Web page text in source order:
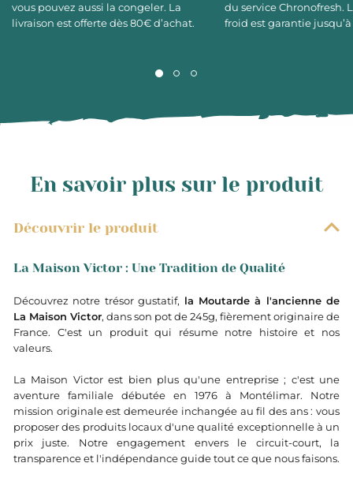
vous pouvez aussi la congeler. La
livraison est offerte dès 80€ d’achat.
du service Chronofresh.
froid est garantie
En savoir plus sur le produit
Découvrir le produit
La Maison Victor : Une Tradition de Qualité
Découvrez notre trésor gustatif, la Moutarde à l'ancienne de
La Maison Victor, dans son pot de 245g, fièrement originaire de
France. C'est un produit qui résume notre histoire et nos
valeurs.
La Maison Victor est bien plus qu'une entreprise ; c'est une
aventure familiale débutée en 1976 à Montélimar. Notre
mission originale est demeurée inchangée au fil des ans : vous
proposer des produits locaux d'une qualité exceptionnelle à un
prix juste. Notre engagement envers le circuit-court, la
transparence et l'indépendance guide tout ce que nous faisons.